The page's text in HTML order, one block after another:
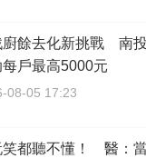
廚餘去化新挑戰 南
每戶最高5000元
08-05 17:23
笑都聽不懂！ 醫：